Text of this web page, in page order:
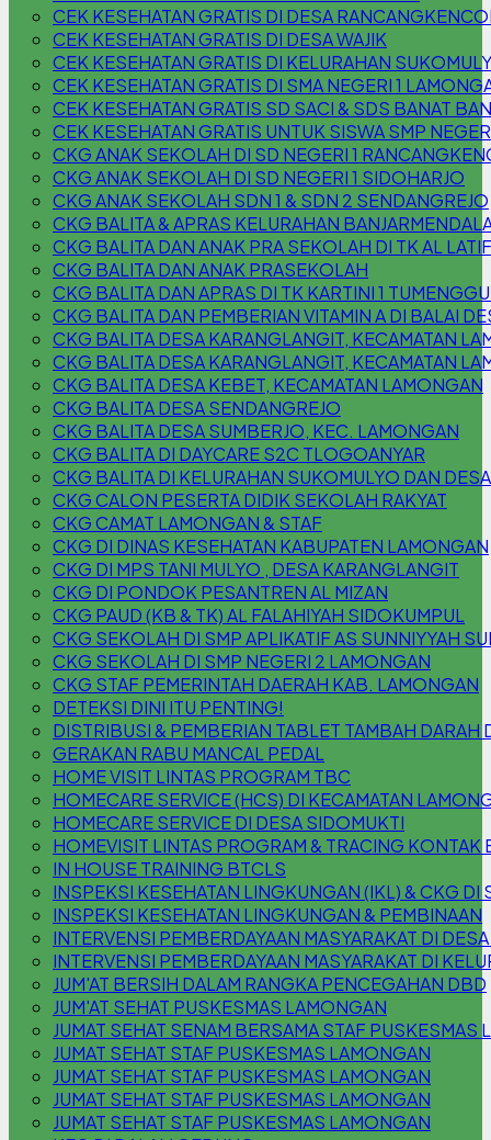
CEK KESEHATAN GRATIS DI DESA
CEK KESEHATAN GRATIS DI DESA WAJIK
CEK KESEHATAN GRATIS DI KELURAHAN
CEK KESEHATAN GRATIS DI SMA NEGERI 1
CEK KESEHATAN GRATIS SD SACI & SDS BANAT
CEK KESEHATAN GRATIS UNTUK SISWA SMP
CKG ANAK SEKOLAH DI SD NEGERI 1
CKG ANAK SEKOLAH DI SD NEGERI 1 SIDOHARJO
CKG ANAK SEKOLAH SDN 1 & SDN 2 SENDANGREJO
CKG BALITA & APRAS KELURAHAN
CKG BALITA DAN ANAK PRA SEKOLAH DI TK AL
CKG BALITA DAN ANAK PRASEKOLAH
CKG BALITA DAN APRAS DI TK KARTINI 1
CKG BALITA DAN PEMBERIAN VITAMIN A DI BALAI
CKG BALITA DESA KARANGLANGIT, KECAMATAN
CKG BALITA DESA KARANGLANGIT, KECAMATAN
CKG BALITA DESA KEBET, KECAMATAN LAMONGAN
CKG BALITA DESA SENDANGREJO
CKG BALITA DESA SUMBERJO, KEC. LAMONGAN
CKG BALITA DI DAYCARE S2C TLOGOANYAR
CKG BALITA DI KELURAHAN SUKOMULYO DAN
CKG CALON PESERTA DIDIK SEKOLAH RAKYAT
CKG CAMAT LAMONGAN & STAF
CKG DI DINAS KESEHATAN KABUPATEN LAMONGAN
CKG DI MPS TANI MULYO , DESA KARANGLANGIT
CKG DI PONDOK PESANTREN AL MIZAN
CKG PAUD (KB & TK) AL FALAHIYAH SIDOKUMPUL
CKG SEKOLAH DI SMP APLIKATIF AS SUNNIYYAH
CKG SEKOLAH DI SMP NEGERI 2 LAMONGAN
CKG STAF PEMERINTAH DAERAH KAB. LAMONGAN
DETEKSI DINI ITU PENTING!
DISTRIBUSI & PEMBERIAN TABLET TAMBAH DARAH
GERAKAN RABU MANCAL PEDAL
HOME VISIT LINTAS PROGRAM TBC
HOMECARE SERVICE (HCS) DI KECAMATAN
HOMECARE SERVICE DI DESA SIDOMUKTI
HOMEVISIT LINTAS PROGRAM & TRACING KONTAK
IN HOUSE TRAINING BTCLS
INSPEKSI KESEHATAN LINGKUNGAN (IKL) & CKG DI
INSPEKSI KESEHATAN LINGKUNGAN & PEMBINAAN
INTERVENSI PEMBERDAYAAN MASYARAKAT DI
INTERVENSI PEMBERDAYAAN MASYARAKAT DI
JUM'AT BERSIH DALAM RANGKA PENCEGAHAN DBD
JUM'AT SEHAT PUSKESMAS LAMONGAN
JUMAT SEHAT SENAM BERSAMA STAF PUSKESMAS
JUMAT SEHAT STAF PUSKESMAS LAMONGAN
JUMAT SEHAT STAF PUSKESMAS LAMONGAN
JUMAT SEHAT STAF PUSKESMAS LAMONGAN
JUMAT SEHAT STAF PUSKESMAS LAMONGAN